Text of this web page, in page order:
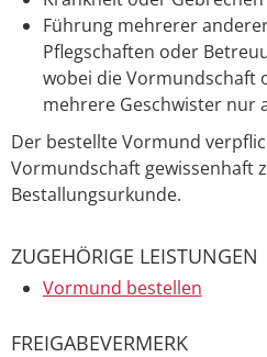
Führung mehrerer
Pflegschaften oder
wobei die Vormundschaft
mehrere Geschwister nur
Der bestellte Vormund
Vormundschaft gewissenhaft
Bestallungsurkunde.
ZUGEHÖRIGE LEISTUNGEN
Vormund bestellen
FREIGABEVERMERK